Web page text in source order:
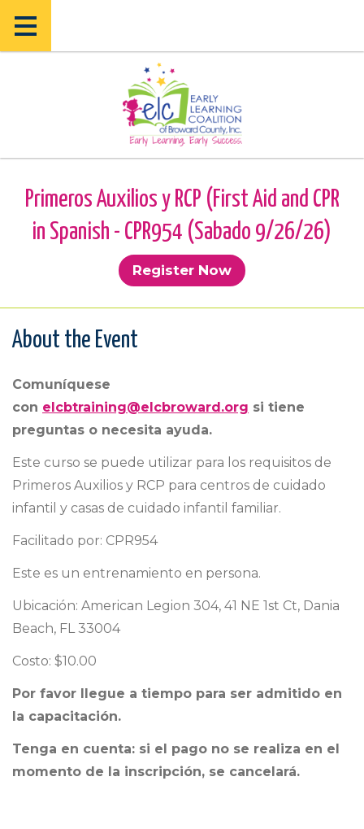
main
main
Primeros Auxilios y RCP (First Aid and CPR
in Spanish - CPR954 (Sabado 9/26/26)
Register Now
About the Event
Comuníquese
con elcbtraining@elcbroward.org si tiene
preguntas o necesita ayuda.
Este curso se puede utilizar para los requisitos de
Primeros Auxilios y RCP para centros de cuidado
infantil y casas de cuidado infantil familiar.
Facilitado por: CPR954
Este es un entrenamiento en persona.
Ubicación: American Legion 304, 41 NE 1st Ct, Dania
Beach, FL 33004
Costo: $10.00
Por favor llegue a tiempo para ser admitido en
la capacitación.
Tenga en cuenta: si el pago no se realiza en el
momento de la inscripción, se cancelará.